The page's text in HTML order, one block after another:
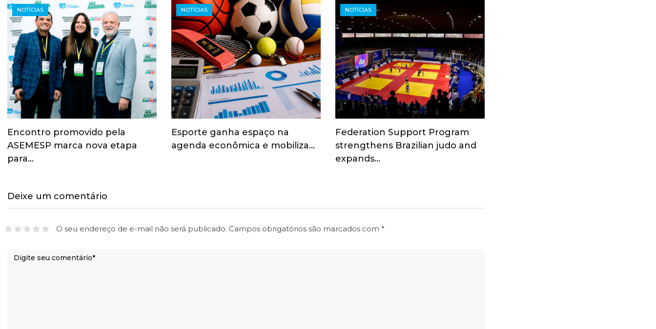
NOTÍCIAS
Encontro promovido pela
ASEMESP marca nova etapa
para…
NOTÍCIAS
Esporte ganha espaço na
agenda econômica e mobiliza…
NOTÍCIAS
Federation Support Program
strengthens Brazilian judo and
expands…
Deixe um comentário
O seu endereço de e-mail não será publicado. Campos obrigatórios são marcados com *